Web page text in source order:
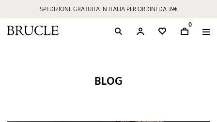
SPEDIZIONE GRATUITA IN ITALIA PER ORDINI DA 39€
0
BLOG